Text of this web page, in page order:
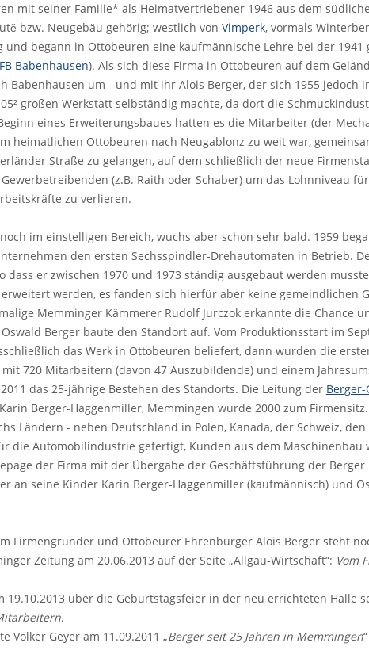
mit seiner Familie* als Heimatvertriebener 1946 aus dem
bzw. Neugebäu gehörig; westlich von Vimperk, vormals
und begann in Ottobeuren eine kaufmännische Lehre bei der 1941
Babenhausen). Als sich diese Firma in Ottobeuren auf dem
Babenhausen um - und mit ihr Alois Berger, der sich 1955 jedoch
großen Werkstatt selbständig machte, da dort die
eines Erweiterungsbaues hatten es die Mitarbeiter (der
heimatlichen Ottobeuren nach Neugablonz zu weit war,
Straße zu gelangen, auf dem schließlich der neue
(z.B. Raith oder Schaber) um das Lohnniveau
zu verlieren.
im einstelligen Bereich, wuchs aber schon sehr bald. 1959
den ersten Sechsspindler-Drehautomaten in Betrieb.
dass er zwischen 1970 und 1973 ständig ausgebaut werden
werden, es fanden sich hierfür aber keine gemeindlichen
Memminger Kämmerer Rudolf Jurczok erkannte die Chance
Berger baute den Standort auf. Vom Produktionsstart im
das Werk in Ottobeuren beliefert, dann wurden die
720 Mitarbeitern (davon 47 Auszubildende) und einem
das 25-jährige Bestehen des Standorts. Die Leitung der
Berger-Haggenmiller, Memmingen wurde 2000 zum
Ländern - neben Deutschland in Polen, Kanada, der Schweiz, den
die Automobilindustrie gefertigt, Kunden aus dem Maschinenbau
der Firma mit der Übergabe der Geschäftsführung der Berger
an seine Kinder Karin Berger-Haggenmiller (kaufmännisch) und
Firmengründer und Ottobeurer Ehrenbürger Alois Berger steht
Zeitung am 20.06.2013 auf der Seite „Allgäu-Wirtschaft“: Vom
über die Geburtstagsfeier in der neu errichteten Halle
.
Volker Geyer am 11.09.2011 „Berger seit 25 Jahren in Memmingen“